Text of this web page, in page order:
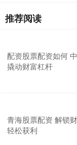
推荐阅读
配资股票配资如何
撬动财富杠杆
青海股票配资 解锁
轻松获利